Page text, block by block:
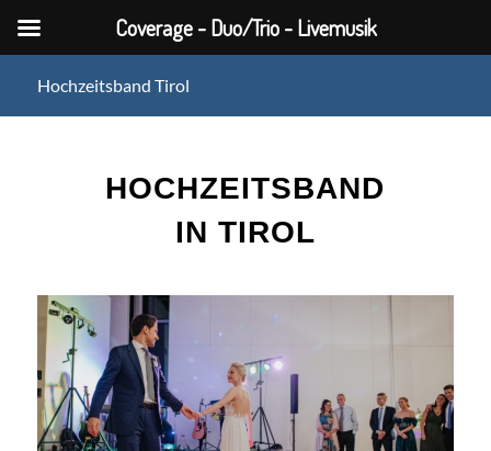
Hochzeitsband Tirol
HOCHZEITSBAND
IN TIROL
Coverage - Duo/Trio - Livemusik